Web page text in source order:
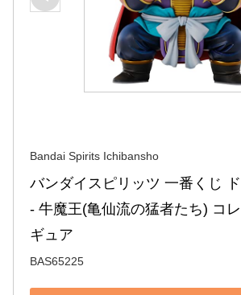
Bandai Spirits Ichibansho
バンダイスピリッツ 一番くじ
- 牛魔王(亀仙流の猛者たち) コ
ギュア
BAS65225